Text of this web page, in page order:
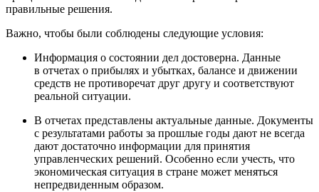
правильные решения.
Важно, чтобы были соблюдены следующие условия:
Информация о состоянии дел достоверна. Данные
в отчетах о прибылях и убытках, балансе и движении
средств не противоречат друг другу и соответствуют
реальной ситуации.
В отчетах представлены актуальные данные. Документы
с результатами работы за прошлые годы дают не всегда
дают достаточно информации для принятия
управленческих решений. Особенно если учесть, что
экономическая ситуация в стране может меняться
непредвиденным образом.